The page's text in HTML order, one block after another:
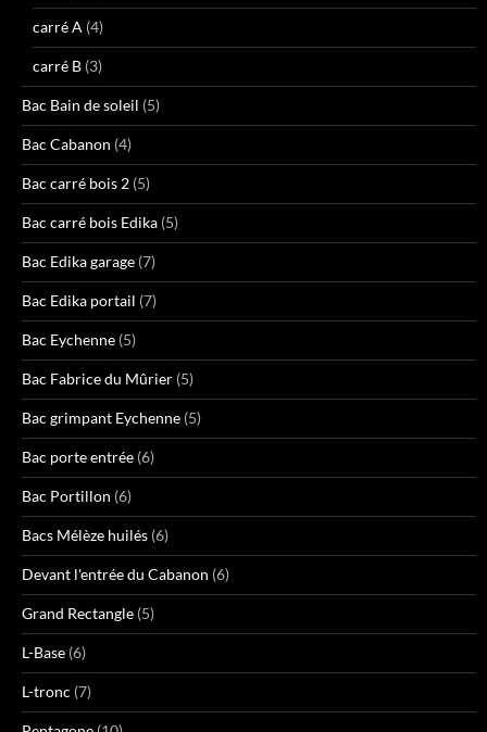
carré A (4)
carré B (3)
Bac Bain de soleil (5)
Bac Cabanon (4)
Bac carré bois 2 (5)
Bac carré bois Edika (5)
Bac Edika garage (7)
Bac Edika portail (7)
Bac Eychenne (5)
Bac Fabrice du Mûrier (5)
Bac grimpant Eychenne (5)
Bac porte entrée (6)
Bac Portillon (6)
Bacs Mélèze huilés (6)
Devant l'entrée du Cabanon (6)
Grand Rectangle (5)
L-Base (6)
L-tronc (7)